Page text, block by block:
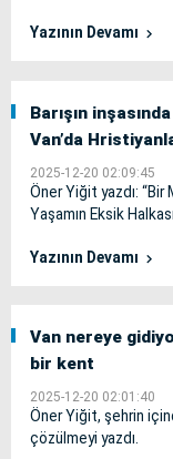
Yazının Devamı
Barışın
Van’da
2025-12-20 02:09:45
Öner Yiğit yazdı: “Bir
Yaşamın Eksik
Yazının Devamı
Van nereye
bir kent
2025-12-20 02:01:40
Öner Yiğit, şehrin
çözülmeyi yazdı.